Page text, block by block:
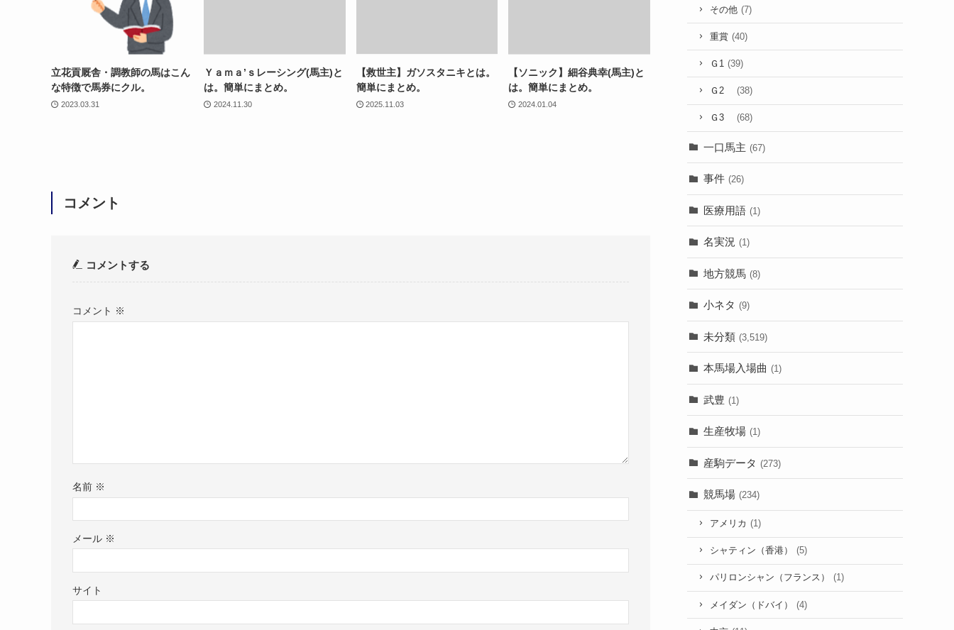
立花貢厩舎・調教師の馬はこん
な特徴で馬券にクル。
2023.03.31
Ｙａｍａ’ｓレーシング(馬主)と
は。簡単にまとめ。
2024.11.30
【救世主】ガソスタニキとは。
簡単にまとめ。
2025.11.03
【ソニック】細谷典幸(馬主)と
は。簡単にまとめ。
2024.01.04
コメント
コメントする
コメント ※
名前 ※
メール ※
サイト
その他 (7)
重賞 (40)
Ｇ1 (39)
Ｇ2 (38)
Ｇ3 (68)
一口馬主 (67)
事件 (26)
医療用語 (1)
名実況 (1)
地方競馬 (8)
小ネタ (9)
未分類 (3,519)
本馬場入場曲 (1)
武豊 (1)
生産牧場 (1)
産駒データ (273)
競馬場 (234)
アメリカ (1)
シャティン（香港） (5)
パリロンシャン（フランス） (1)
メイダン（ドバイ） (4)